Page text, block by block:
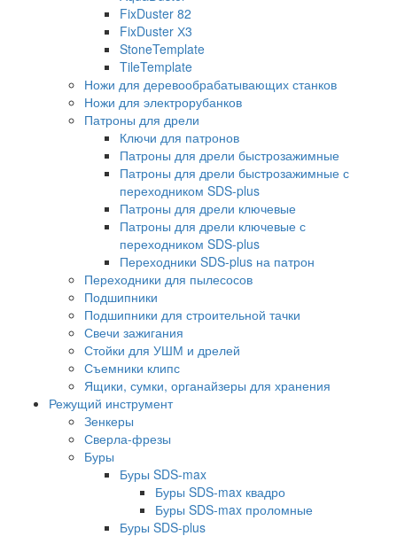
FixDuster 82
FixDuster Х3
StoneTemplate
TileTemplate
Ножи для деревообрабатывающих станков
Ножи для электрорубанков
Патроны для дрели
Ключи для патронов
Патроны для дрели быстрозажимные
Патроны для дрели быстрозажимные с
переходником SDS-plus
Патроны для дрели ключевые
Патроны для дрели ключевые с
переходником SDS-plus
Переходники SDS-plus на патрон
Переходники для пылесосов
Подшипники
Подшипники для строительной тачки
Свечи зажигания
Стойки для УШМ и дрелей
Съемники клипс
Ящики, сумки, органайзеры для хранения
Режущий инструмент
Зенкеры
Сверла-фрезы
Буры
Буры SDS-max
Буры SDS-max квадро
Буры SDS-max проломные
Буры SDS-plus